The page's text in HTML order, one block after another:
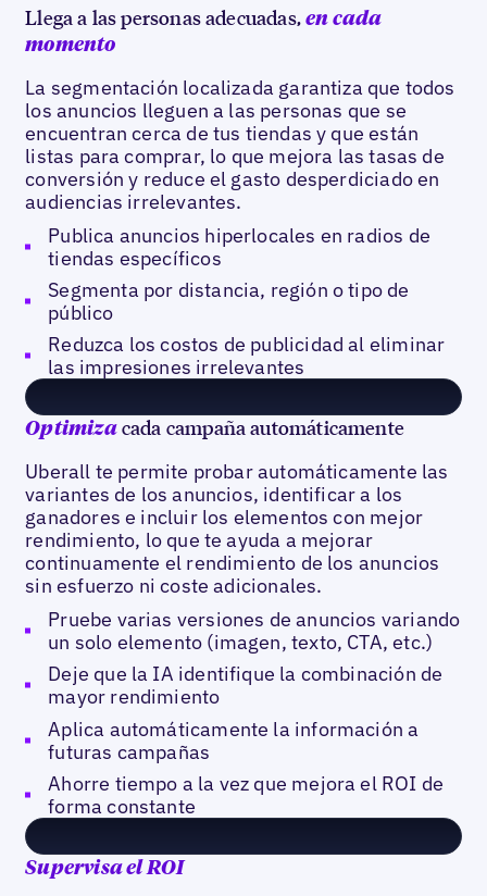
Llega a las personas adecuadas,en cada
momento
La segmentación localizada garantiza que todos
los anuncios lleguen a las personas que se
encuentran cerca de tus tiendas y que están
listas para comprar, lo que mejora las tasas de
conversión y reduce el gasto desperdiciado en
audiencias irrelevantes.
Publica anuncios hiperlocales en radios de
tiendas específicos
Segmenta por distancia, región o tipo de
público
Reduzca los costos de publicidad al eliminar
las impresiones irrelevantes
Optimizacada campaña automáticamente
Uberall te permite probar automáticamente las
variantes de los anuncios, identificar a los
ganadores e incluir los elementos con mejor
rendimiento, lo que te ayuda a mejorar
continuamente el rendimiento de los anuncios
sin esfuerzo ni coste adicionales.
Pruebe varias versiones de anuncios variando
un solo elemento (imagen, texto, CTA, etc.)
Deje que la IA identifique la combinación de
mayor rendimiento
Aplica automáticamente la información a
futuras campañas
Ahorre tiempo a la vez que mejora el ROI de
forma constante
Supervisa el ROI